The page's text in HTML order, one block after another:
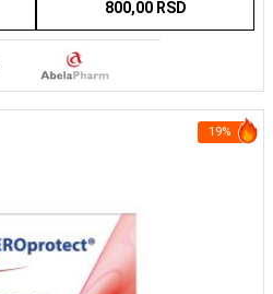
800,00 RSD
19%